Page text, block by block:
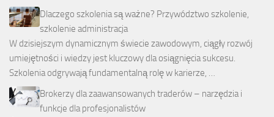
Dlaczego szkolenia są ważne? Przywództwo szkolenie,
szkolenie administracja
W dzisiejszym dynamicznym świecie zawodowym, ciągły rozwój
umiejętności i wiedzy jest kluczowy dla osiągnięcia sukcesu.
Szkolenia odgrywają fundamentalną rolę w karierze, …
Brokerzy dla zaawansowanych traderów – narzędzia i
funkcje dla profesjonalistów